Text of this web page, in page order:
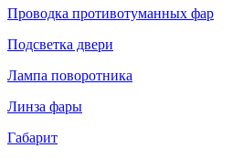
Проводка противотуманных фар
Подсветка двери
Лампа поворотника
Линза фары
Габарит